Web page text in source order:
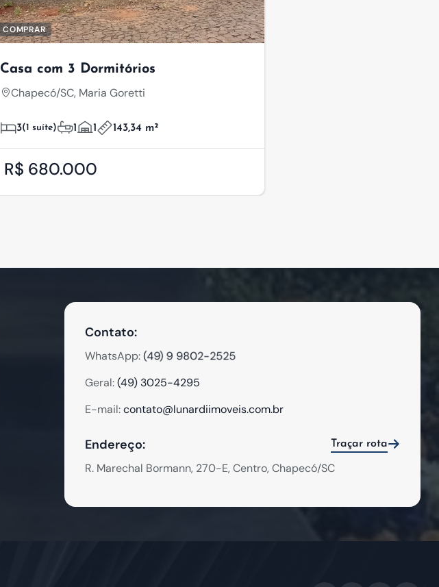
COMPRAR
Casa com 3 Dormitórios
Chapecó/SC, Maria Goretti
3(1 suíte) 1 1 143,34 m²
R$ 680.000
Contato:
WhatsApp:(49) 9 9802-2525
Geral:(49) 3025-4295
E-mail:contato@lunardiimoveis.com.br
Endereço: Traçar rota
R. Marechal Bormann, 270-E, Centro, Chapecó/SC